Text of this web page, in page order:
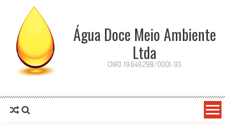
content
Água Doce Meio Ambiente
Ltda
CNPJ: 19.649.298/0001-93